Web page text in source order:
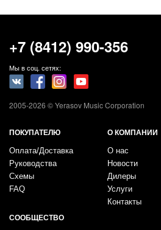
+7 (8412) 990-356
Мы в соц. сетях:
2005-2026 © Yerasov Music Corporation
ПОКУПАТЕЛЮ
Оплата/Доставка
Руководства
Схемы
FAQ
О КОМПАНИИ
О нас
Новости
Дилеры
Услуги
Контакты
СООБЩЕСТВО